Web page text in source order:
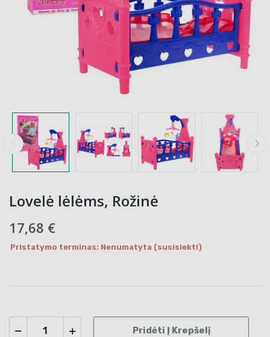
Lovelė lėlėms, Rožinė
17,68 €
Pristatymo terminas: Nenumatyta (susisiekti)
Pridėti Į Krepšelį